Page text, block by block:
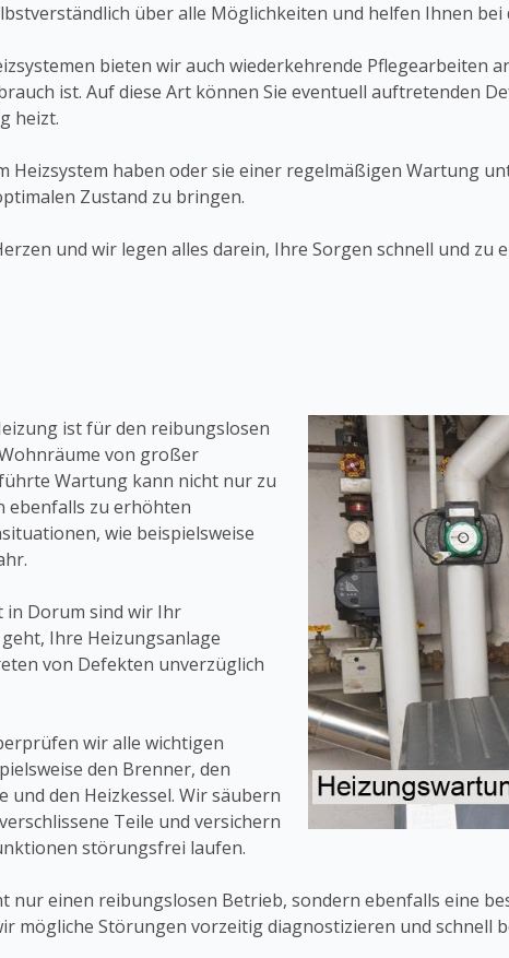
über alle Möglichkeiten und helfen Ihnen bei
bieten wir auch wiederkehrende Pflegearbeiten
ist. Auf diese Art können Sie eventuell auftretenden
heizt.
Heizsystem haben oder sie einer regelmäßigen Wartung
Zustand zu bringen.
und wir legen alles darein, Ihre Sorgen schnell und zu
ist für den reibungslosen
von großer
Wartung kann nicht nur zu
ebenfalls zu erhöhten
wie beispielsweise
in Dorum sind wir Ihr
Ihre Heizungsanlage
von Defekten unverzüglich
wir alle wichtigen
den Brenner, den
den Heizkessel. Wir säubern
Teile und versichern
störungsfrei laufen.
nur einen reibungslosen Betrieb, sondern ebenfalls eine
mögliche Störungen vorzeitig diagnostizieren und schnell